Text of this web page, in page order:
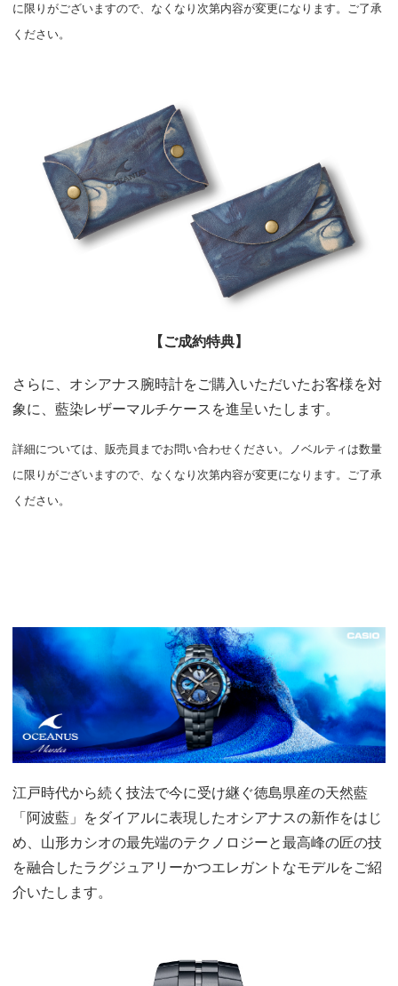
に限りがございますので、なくなり次第内容が変更になります。ご了承
ください。
【ご成約特典】
さらに、オシアナス腕時計をご購入いただいたお客様を対
象に、藍染レザーマルチケースを進呈いたします。
詳細については、販売員までお問い合わせください。ノベルティは数量
に限りがございますので、なくなり次第内容が変更になります。ご了承
ください。
江戸時代から続く技法で今に受け継ぐ徳島県産の天然藍
「阿波藍」をダイアルに表現したオシアナスの新作をはじ
め、山形カシオの最先端のテクノロジーと最高峰の匠の技
を融合したラグジュアリーかつエレガントなモデルをご紹
介いたします。